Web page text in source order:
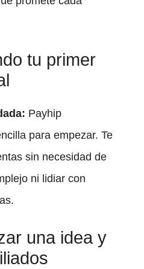
tu primer
Payhip
para empezar. Te
sin necesidad de
ni lidiar con
una idea y